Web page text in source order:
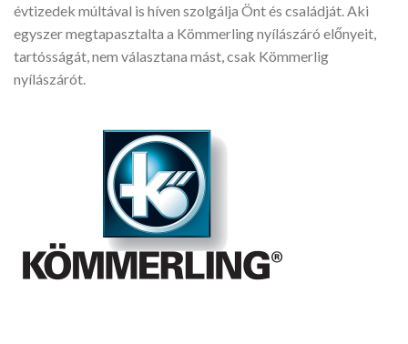
évtizedek múltával is híven szolgálja Önt és családját. Aki
egyszer megtapasztalta a Kömmerling nyílászáró előnyeit,
tartósságát, nem választana mást, csak Kömmerlig
nyílászárót.